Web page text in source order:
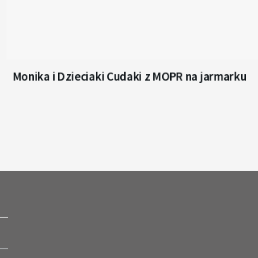
Monika i Dzieciaki Cudaki z MOPR na jarmarku